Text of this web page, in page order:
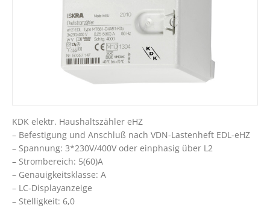
KDK elektr. Haushaltszähler eHZ
– Befestigung und Anschluß nach VDN-Lastenheft EDL-eHZ
– Spannung: 3*230V/400V oder einphasig über L2
– Strombereich: 5(60)A
– Genauigkeitsklasse: A
– LC-Displayanzeige
– Stelligkeit: 6,0